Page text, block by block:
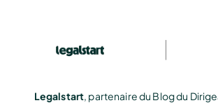
Legalstart, partenaire du Blog du